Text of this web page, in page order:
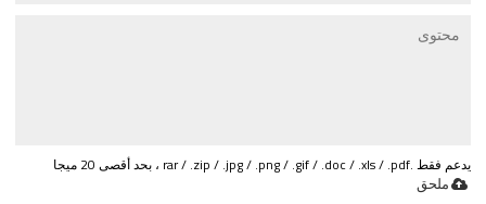
يدعم فقط .rar / .zip / .jpg / .png / .gif / .doc / .xls / .pdf ، بحد أقصى 20 ميجا
ملحق